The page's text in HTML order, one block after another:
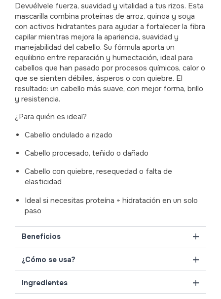
Devuélvele fuerza, suavidad y vitalidad a tus rizos. Esta
mascarilla combina proteínas de arroz, quinoa y soya
con activos hidratantes para ayudar a fortalecer la fibra
capilar mientras mejora la apariencia, suavidad y
manejabilidad del cabello. Su fórmula aporta un
equilibrio entre reparación y humectación, ideal para
cabellos que han pasado por procesos químicos, calor o
que se sienten débiles, ásperos o con quiebre. El
resultado: un cabello más suave, con mejor forma, brillo
y resistencia.
¿Para quién es ideal?
Cabello ondulado a rizado
Cabello procesado, teñido o dañado
Cabello con quiebre, resequedad o falta de
elasticidad
Ideal si necesitas proteína + hidratación en un solo
paso
Beneficios
¿Cómo se usa?
Ingredientes